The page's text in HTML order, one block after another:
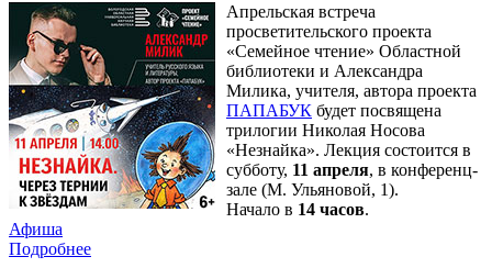
Апрельская встреча
просветительского проекта
«Семейное чтение» Областной
библиотеки и Александра
Милика, учителя, автора проекта
ПАПАБУК будет посвящена
трилогии Николая Носова
«Незнайка». Лекция состоится в
субботу, 11 апреля, в конференц-
зале (М. Ульяновой, 1).
Начало в 14 часов.
Афиша
Подробнее